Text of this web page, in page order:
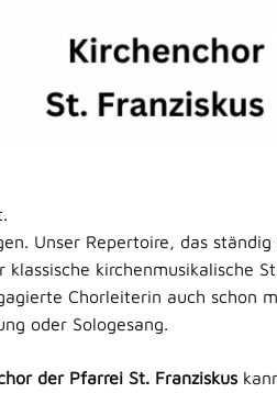
Unser Repertoire, das
kirchenmusikalische
Chorleiterin auch schon
oder Sologesang.
der Pfarrei St. Franziskus